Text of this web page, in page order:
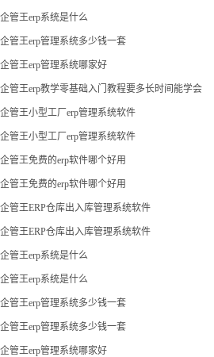
企管王erp系统是什么
企管王erp管理系统多少钱一套
企管王erp管理系统哪家好
企管王erp教学零基础入门教程要多长时间能学会
企管王小型工厂erp管理系统软件
企管王小型工厂erp管理系统软件
企管王免费的erp软件哪个好用
企管王免费的erp软件哪个好用
企管王ERP仓库出入库管理系统软件
企管王ERP仓库出入库管理系统软件
企管王erp系统是什么
企管王erp系统是什么
企管王erp管理系统多少钱一套
企管王erp管理系统多少钱一套
企管王erp管理系统哪家好